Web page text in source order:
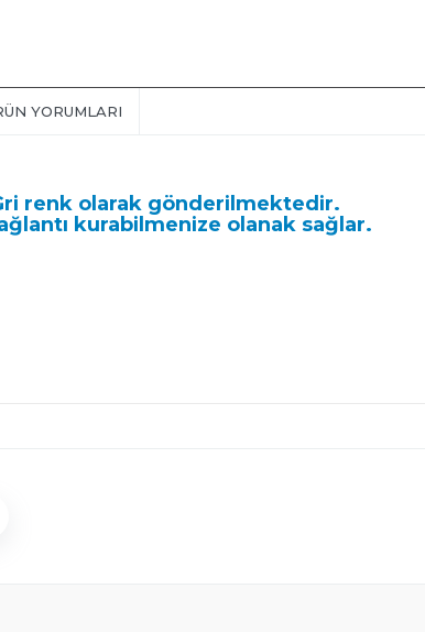
YORUMLARI
renk olarak gönderilmektedir.
kurabilmenize olanak sağlar.